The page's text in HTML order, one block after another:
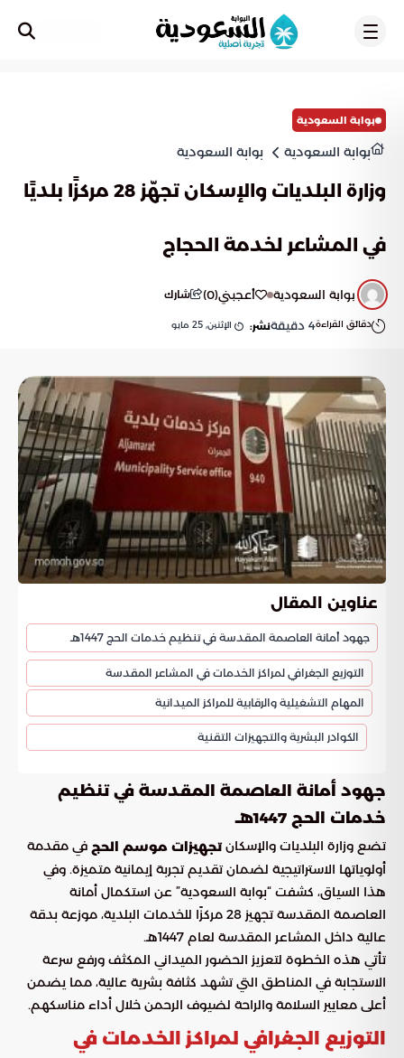
بوابة السعودية
بوابة السعودية بوابة السعودية
وزارة البلديات والإسكان تجهّز 28 مركزًا بلديًا
في المشاعر لخدمة الحجاج
بوابة السعودية أعجبني(
0
) شارك
دقائق القراءة4 دقيقةنشر: الإثنين, 25 مايو
عناوين المقال
جهود أمانة العاصمة المقدسة في تنظيم خدمات الحج 1447هـ
التوزيع الجغرافي لمراكز الخدمات في المشاعر المقدسة
المهام التشغيلية والرقابية للمراكز الميدانية
الكوادر البشرية والتجهيزات التقنية
جهود أمانة العاصمة المقدسة في تنظيم
خدمات الحج 1447هـ
تضع وزارة البلديات والإسكانتجهيزات موسم الحج في مقدمة
أولوياتها الاستراتيجية لضمان تقديم تجربة إيمانية متميزة. وفي
هذا السياق، كشفت “بوابة السعودية” عن استكمال أمانة
العاصمة المقدسة تجهيز 28 مركزًا للخدمات البلدية، موزعة بدقة
عالية داخل المشاعر المقدسة لعام 1447هـ.
تأتي هذه الخطوة لتعزيز الحضور الميداني المكثف ورفع سرعة
الاستجابة في المناطق التي تشهد كثافة بشرية عالية، مما يضمن
أعلى معايير السلامة والراحة لضيوف الرحمن خلال أداء مناسكهم.
التوزيع الجغرافي لمراكز الخدمات في